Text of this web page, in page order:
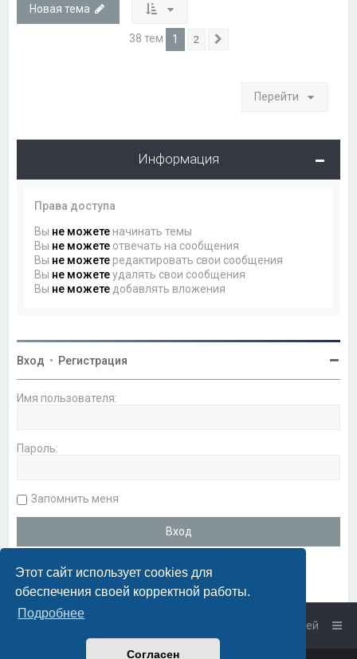
Этот сайт использует cookies для
обеспечения своей корректной работы.
Подробнее
Согласен
Новая тема
38 тем 1 2
Перейти
Информация
Права доступа
Вы не можете начинать темы
Вы не можете отвечать на сообщения
Вы не можете редактировать свои сообщения
Вы не можетеудалять свои сообщения
Вы не можете добавлять вложения
Вход • Регистрация
Имя пользователя:
Пароль:
Запомнить меня
Связаться с администрацией